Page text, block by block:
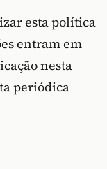
esta política
entram em
nesta
periódica